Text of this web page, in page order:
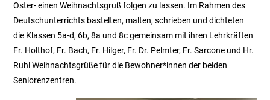
Oster- einen Weihnachtsgruß folgen zu lassen. Im Rahmen des
Deutschunterrichts bastelten, malten, schrieben und dichteten
die Klassen 5a-d, 6b, 8a und 8c gemeinsam mit ihren Lehrkräften
Fr. Holthof, Fr. Bach, Fr. Hilger, Fr. Dr. Pelmter, Fr. Sarcone und Hr.
Ruhl Weihnachtsgrüße für die Bewohner*innen der beiden
Seniorenzentren.